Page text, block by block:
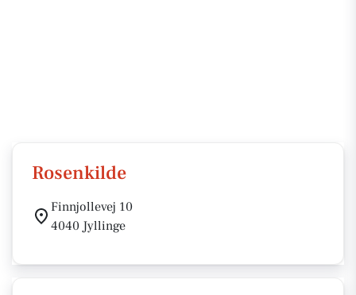
Rosenkilde
Finnjollevej 10
4040 Jyllinge